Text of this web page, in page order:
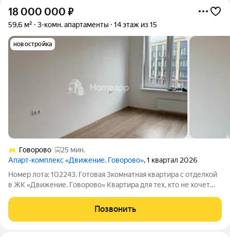
18 000 000 ₽
59,6 м² 3-комн. апартаменты 14 этаж из 15
новостройка
Говорово
25 мин.
Апарт-комплекс «Движение. Говорово», 1 квартал 2026
Номер лота: 102243. Готовая 3комнатная квартира с отделкой
в ЖК «Движение. Говорово» Квартира для тех, кто не хочет
согласования. Здесь уже выполнена качественная отделка в
стиле «Белый
Позвонить